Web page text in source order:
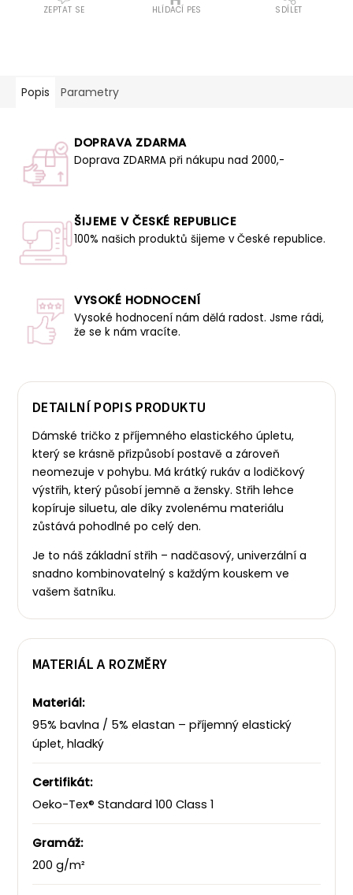
ZEPTAT SE HLÍDACÍ PES SDÍLET
Popis Parametry
DOPRAVA ZDARMA
Doprava ZDARMA při nákupu nad 2000,-
ŠIJEME V ČESKÉ REPUBLICE
100% našich produktů šijeme v České republice.
VYSOKÉ HODNOCENÍ
Vysoké hodnocení nám dělá radost. Jsme rádi,
že se k nám vracíte.
DETAILNÍ POPIS PRODUKTU
Dámské tričko z příjemného elastického úpletu,
který se krásně přizpůsobí postavě a zároveň
neomezuje v pohybu. Má krátký rukáv a lodičkový
výstřih, který působí jemně a žensky. Střih lehce
kopíruje siluetu, ale díky zvolenému materiálu
zůstává pohodlné po celý den.
Je to náš základní střih – nadčasový, univerzální a
snadno kombinovatelný s každým kouskem ve
vašem šatníku.
MATERIÁL A ROZMĚRY
Materiál:
95% bavlna / 5% elastan – příjemný elastický
úplet, hladký
Certifikát:
Oeko-Tex® Standard 100 Class 1
Gramáž:
200 g/m²